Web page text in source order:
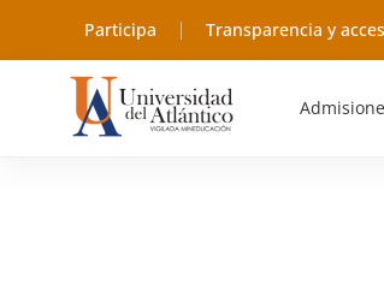
Participa Transparencia y